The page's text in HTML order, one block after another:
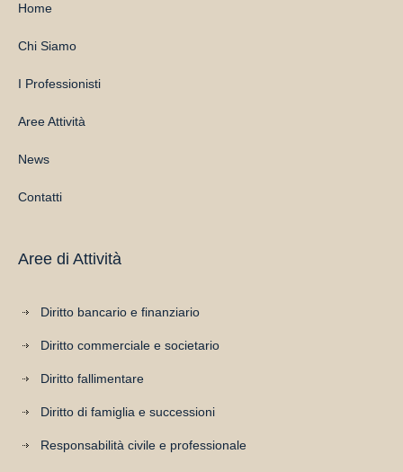
Home
Chi Siamo
I Professionisti
Aree Attività
News
Contatti
Aree di Attività
Diritto bancario e finanziario
Diritto commerciale e societario
Diritto fallimentare
Diritto di famiglia e successioni
Responsabilità civile e professionale